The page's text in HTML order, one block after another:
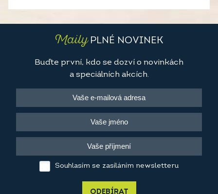
MailyPLNÉ NOVINEK
Buďte první, kdo se dozví o novinkách
a speciálních akcích.
Souhlasím se zasíláním newsletteru
ODEBÍRAT